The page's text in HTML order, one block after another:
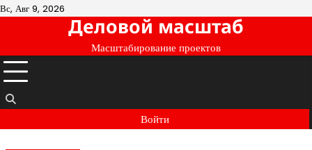
Перейти
Вс, Авг 9, 2026
Деловой масштаб
Масштабирование проектов
Войти